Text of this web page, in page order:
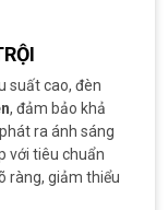
suất cao, đèn
, đảm bảo khả
ra ánh sáng
với tiêu chuẩn
ràng, giảm thiểu